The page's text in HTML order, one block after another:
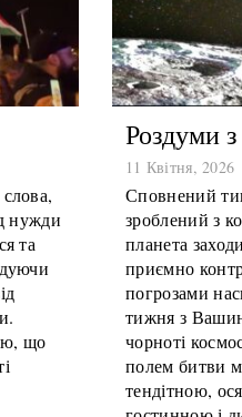
нужди
та
що
Роздуми
11 Квітня, 2026
Сповнений
зроблений з
планета
приємно
погрозами
тижня з
чорноті
полем битви
тендітною,